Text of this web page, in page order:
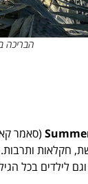
הבריכה
(סאמר
ותרבות.
לילדים בכל